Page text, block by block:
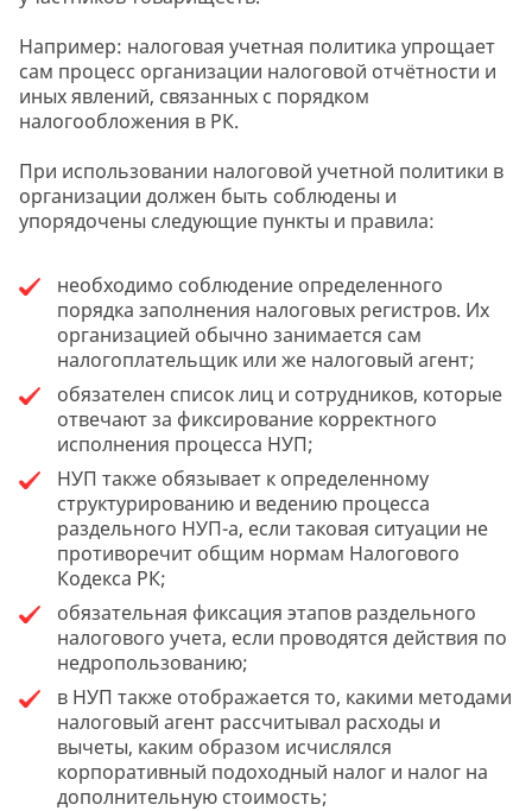
Например: налоговая учетная политика упрощает
сам процесс организации налоговой отчётности и
иных явлений, связанных с порядком
налогообложения в РК.
При использовании налоговой учетной политики в
организации должен быть соблюдены и
упорядочены следующие пункты и правила:
необходимо соблюдение определенного
порядка заполнения налоговых регистров. Их
организацией обычно занимается сам
налогоплательщик или же налоговый агент;
обязателен список лиц и сотрудников, которые
отвечают за фиксирование корректного
исполнения процесса НУП;
НУП также обязывает к определенному
структурированию и ведению процесса
раздельного НУП-а, если таковая ситуации не
противоречит общим нормам Налогового
Кодекса РК;
обязательная фиксация этапов раздельного
налогового учета, если проводятся действия по
недропользованию;
в НУП также отображается то, какими методами
налоговый агент рассчитывал расходы и
вычеты, каким образом исчислялся
корпоративный подоходный налог и налог на
дополнительную стоимость;